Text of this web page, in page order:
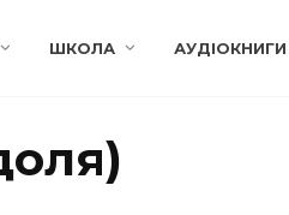
ШКОЛА АУДІОКНИГИ